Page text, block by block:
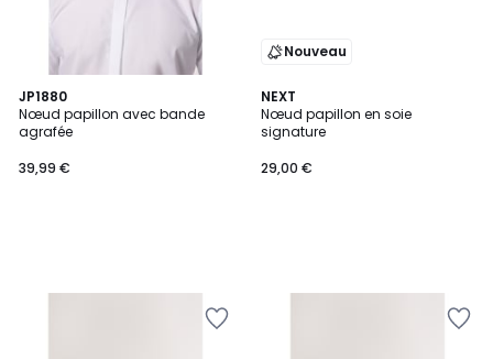
JP1880
Nœud papillon avec bande
agrafée
39,99 €
Nouveau
NEXT
Nœud papillon en soie
signature
29,00 €